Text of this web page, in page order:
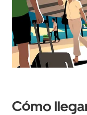
calendario
y
selecciona
una
fecha.
Presiona
la
el
calendario.
Cómo